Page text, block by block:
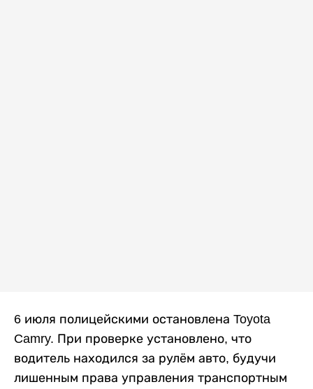
6 июля полицейскими остановлена Toyota
Camry. При проверке установлено, что
водитель находился за рулём авто, будучи
лишенным права управления транспортным